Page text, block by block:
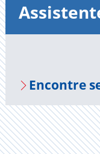
Encontre